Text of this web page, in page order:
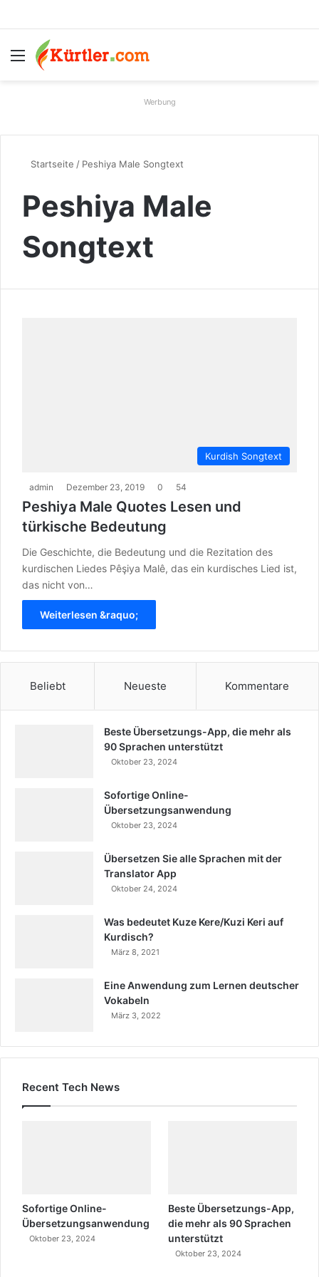
Menü
Werbung
Startseite / Peshiya Male Songtext
Peshiya Male
Songtext
Kurdish Songtext
admin Dezember 23, 2019 0 54
Peshiya Male Quotes Lesen und
türkische Bedeutung
Die Geschichte, die Bedeutung und die Rezitation des
kurdischen Liedes Pêşiya Malê, das ein kurdisches Lied ist,
das nicht von…
Weiterlesen &raquo;
Beliebt Neueste Kommentare
Beste Übersetzungs-App, die mehr als
90 Sprachen unterstützt
Oktober 23, 2024
Sofortige Online-
Übersetzungsanwendung
Oktober 23, 2024
Übersetzen Sie alle Sprachen mit der
Translator App
Oktober 24, 2024
Was bedeutet Kuze Kere/Kuzi Keri auf
Kurdisch?
März 8, 2021
Eine Anwendung zum Lernen deutscher
Vokabeln
März 3, 2022
Recent Tech News
Sofortige Online-
Übersetzungsanwendung
Oktober 23, 2024
Beste Übersetzungs-App,
die mehr als 90 Sprachen
unterstützt
Oktober 23, 2024